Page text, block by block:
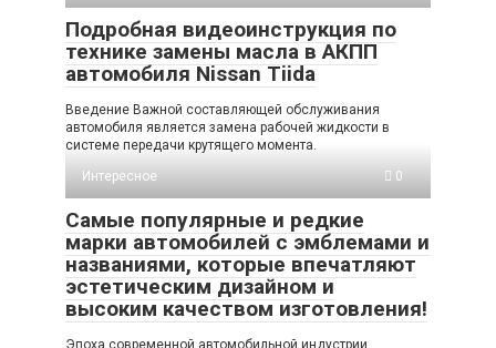
Подробная видеоинструкция по
технике замены масла в АКПП
автомобиля Nissan Tiida
Введение Важной составляющей обслуживания
автомобиля является замена рабочей жидкости в
системе передачи крутящего момента.
Интересное
0
Самые популярные и редкие
марки автомобилей с эмблемами и
названиями, которые впечатляют
эстетическим дизайном и
высоким качеством изготовления!
Эпоха современной автомобильной индустрии,